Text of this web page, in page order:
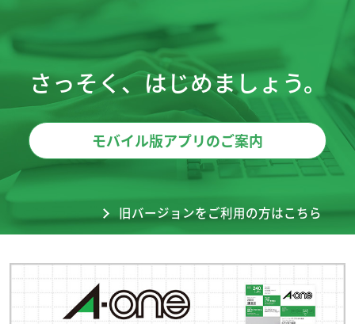
さっそく、はじめましょう。
モバイル版アプリのご案内
旧バージョンをご利用の方はこちら